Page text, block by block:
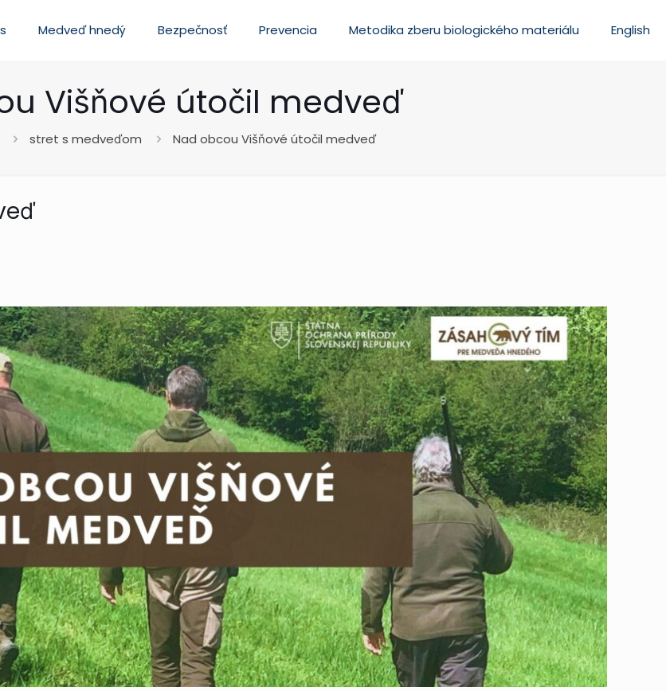
Medveď hnedý Bezpečnosť Prevencia Metodika zberu biologického materiálu English
Višňové útočil medveď
stret s medveďom Nad obcou Višňové útočil medveď